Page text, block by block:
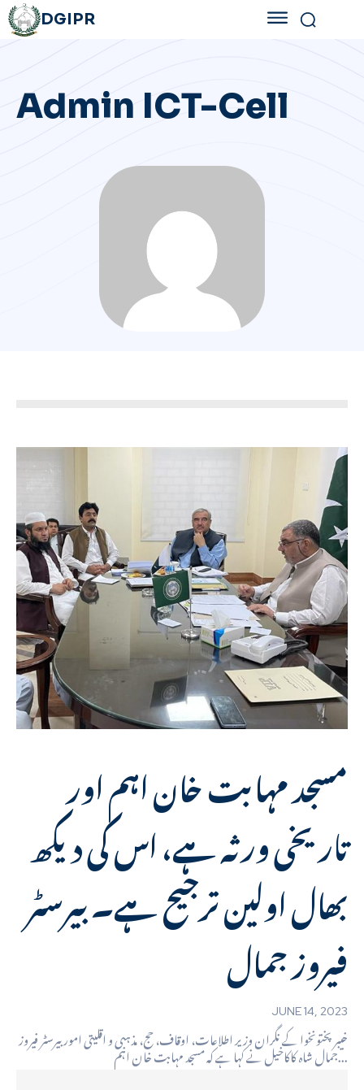
DGIPR
Admin ICT-Cell
مسجد مہابت خان اہم اور
تاریخی ورثہ ہے، اس کی دیکھ
بھال اولین ترجیح ہے۔ بیرسٹر
فیروز جمال
JUNE 14, 2023
خیبرپختونخوا کے نگران وزیر اطلاعات، اوقاف، حج، مذہبی و اقلیتی امور بیرسٹر فیروز
جمال شاہ کاکاخیل نے کہا ہے کہ مسجد مہابت خان اہم...